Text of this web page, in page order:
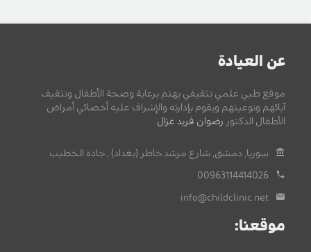
عن العيادة
موقع طبي علمي تثقيفي يهتم برعاية وصحة الأطفال وتثقيف
آبائهم وتوعيتهم ويقوم بإدارته والإشراف عليه أخصائي أمراض
الأطفال الدكتور رضوان فريد غزال.
سوريا, دمشق, شارع مرشد خاطر (بغداد) , جادة الخطيب.
00963114414026
info@childclinic.net
موقعنا: